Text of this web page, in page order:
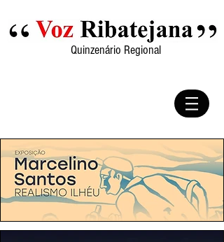
Quinzenário Regional